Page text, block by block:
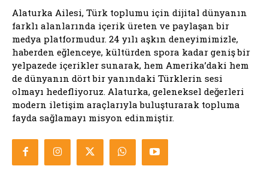
Alaturka Ailesi, Türk toplumu için dijital dünyanın
farklı alanlarında içerik üreten ve paylaşan bir
medya platformudur. 24 yılı aşkın deneyimimizle,
haberden eğlenceye, kültürden spora kadar geniş bir
yelpazede içerikler sunarak, hem Amerika’daki hem
de dünyanın dört bir yanındaki Türklerin sesi
olmayı hedefliyoruz. Alaturka, geleneksel değerleri
modern iletişim araçlarıyla buluşturarak topluma
fayda sağlamayı misyon edinmiştir.